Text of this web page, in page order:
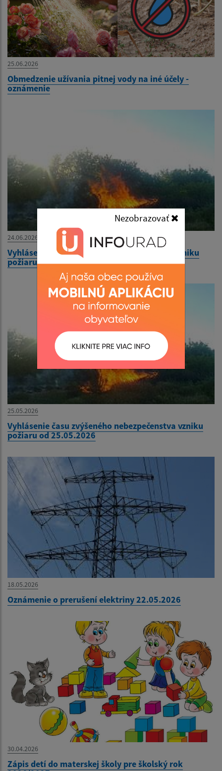
Nezobrazovať
25.06.2026
Obmedzenie užívania pitnej vody na iné účely -
oznámenie
24.06.2026
Vyhlásenie času zvýšeného nebezpečsntva vzniku
požiaru od 23.06.2026
25.05.2026
Vyhlásenie času zvýšeného nebezpečenstva vzniku
požiaru od 25.05.2026
18.05.2026
Oznámenie o prerušení elektriny 22.05.2026
30.04.2026
Zápis detí do materskej školy pre školský rok